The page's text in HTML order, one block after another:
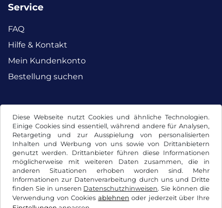
Diese Webseite nutzt Cookies und ähnliche Technologien.
Einige Cookies sind essentiell, während andere für Analysen,
Retargeting und zur Ausspielung von personalisierten
Inhalten und Werbung von uns sowie von Drittanbietern
genutzt werden. Drittanbieter führen diese Informationen
möglicherweise mit weiteren Daten zusammen, die in
anderen Situationen erhoben worden sind. Mehr
Informationen zur Datenverarbeitung durch uns und Dritte
finden Sie in unseren Datenschutzhinweisen. Sie können die
Verwendung von Cookies ablehnen oder jederzeit über Ihre
Service
FAQ
Hilfe & Kontakt
Mein Kundenkonto
Bestellung suchen
Facebook Instagram